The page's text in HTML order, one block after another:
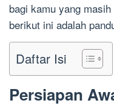
bagi kamu yang
berikut ini adalah
Daftar Isi
Persiapan